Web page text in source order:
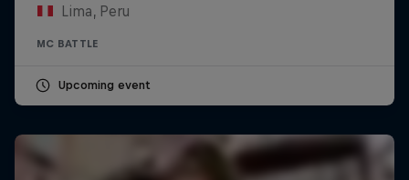
Lima, Peru
MC BATTLE
Upcoming event